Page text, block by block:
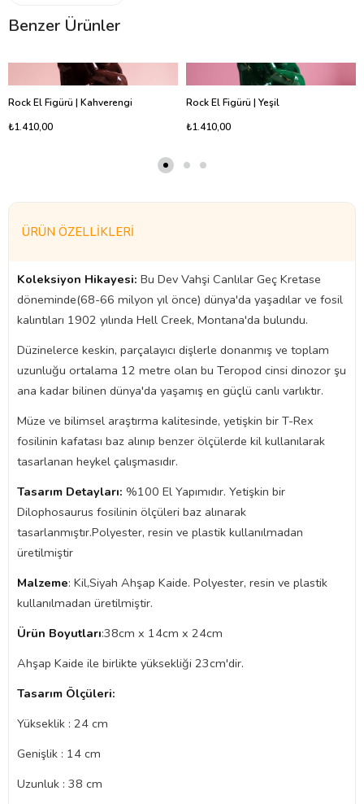
Benzer Ürünler
Rock El Figürü | Kahverengi
₺1.410,00
Rock El Figürü | Yeşil
₺1.410,00
ÜRÜN ÖZELLIKLERI
Koleksiyon Hikayesi: Bu Dev Vahşi Canlılar Geç Kretase
döneminde(68-66 milyon yıl önce) dünya'da yaşadılar ve fosil
kalıntıları 1902 yılında Hell Creek, Montana'da bulundu.
Düzinelerce keskin, parçalayıcı dişlerle donanmış ve toplam
uzunluğu ortalama 12 metre olan bu Teropod cinsi dinozor şu
ana kadar bilinen dünya'da yaşamış en güçlü canlı varlıktır.
Müze ve bilimsel araştırma kalitesinde, yetişkin bir T-Rex
fosilinin kafatası baz alınıp benzer ölçülerde kil kullanılarak
tasarlanan heykel çalışmasıdır.
Tasarım Detayları: %100 El Yapımıdır. Yetişkin bir
Dilophosaurus fosilinin ölçüleri baz alınarak
tasarlanmıştır.Polyester, resin ve plastik kullanılmadan
üretilmiştir
Malzeme: Kil,Siyah Ahşap Kaide. Polyester, resin ve plastik
kullanılmadan üretilmiştir.
Ürün Boyutları:38cm x 14cm x 24cm
Ahşap Kaide ile birlikte yüksekliği 23cm'dir.
Tasarım Ölçüleri:
Yükseklik : 24 cm
Genişlik : 14 cm
Uzunluk : 38 cm